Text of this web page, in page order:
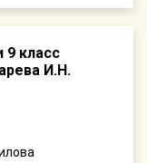
9 класс
И.Н.